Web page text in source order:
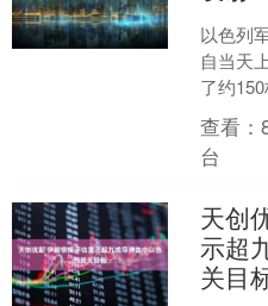
以色列
自当天
了约
了数枚
以色列
查看：
台
天创
示超
关目